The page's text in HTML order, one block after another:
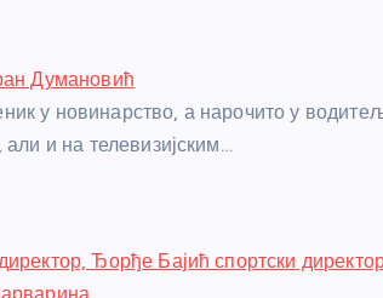
Думановић
у новинарство, а нарочито у
али и на телевизијским…
Ђорђе Бајић спортски